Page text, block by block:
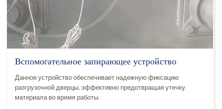
Вспомогательное запирающее устройство
Данное устройство обеспечивает надежную фиксацию
разгрузочной дверцы, эффективно предотвращая утечку
материала во время работы.